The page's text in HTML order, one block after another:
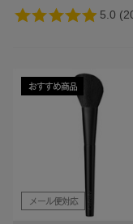
おすすめ商品
メール便対応